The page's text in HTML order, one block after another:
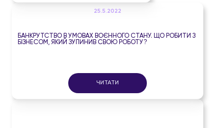
25.5.2022
БАНКРУТСТВО В УМОВАХ ВОЄННОГО СТАНУ. ЩО РОБИТИ З
БІЗНЕСОМ, ЯКИЙ ЗУПИНИВ СВОЮ РОБОТУ?
ЧИТАТИ